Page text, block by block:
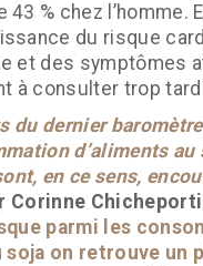
% chez l’homme.
du risque
et des symptômes
à consulter trop
du dernier
d’aliments au
en ce sens,
Corinne
parmi les
soja on retrouve un